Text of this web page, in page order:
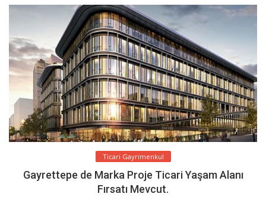
Ticari Gayrimenkul
Gayrettepe de Marka Proje Ticari Yaşam Alanı
Fırsatı Mevcut.